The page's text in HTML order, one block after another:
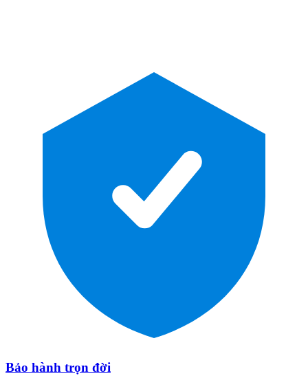
Bảo hành trọn đời